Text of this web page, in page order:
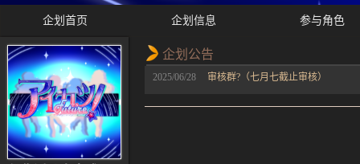
企划首页 企划信息 参与角色
企划公告
2025/06/28 审核群?（七月七截止审核）